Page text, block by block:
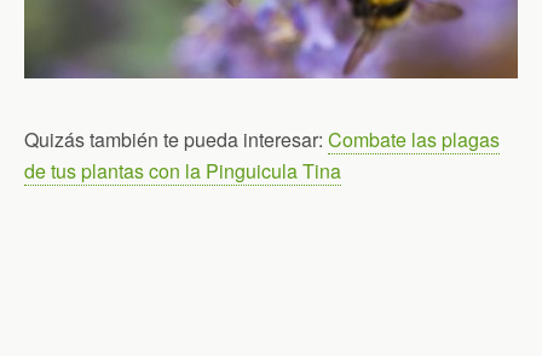
Quizás también te pueda interesar: Combate las plagas
de tus plantas con la Pinguicula Tina